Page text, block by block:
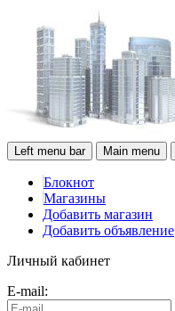
Left menu bar Main menu
Блокнот
Магазины
Добавить магазин
Добавить объявление
Личный кабинет
E-mail: